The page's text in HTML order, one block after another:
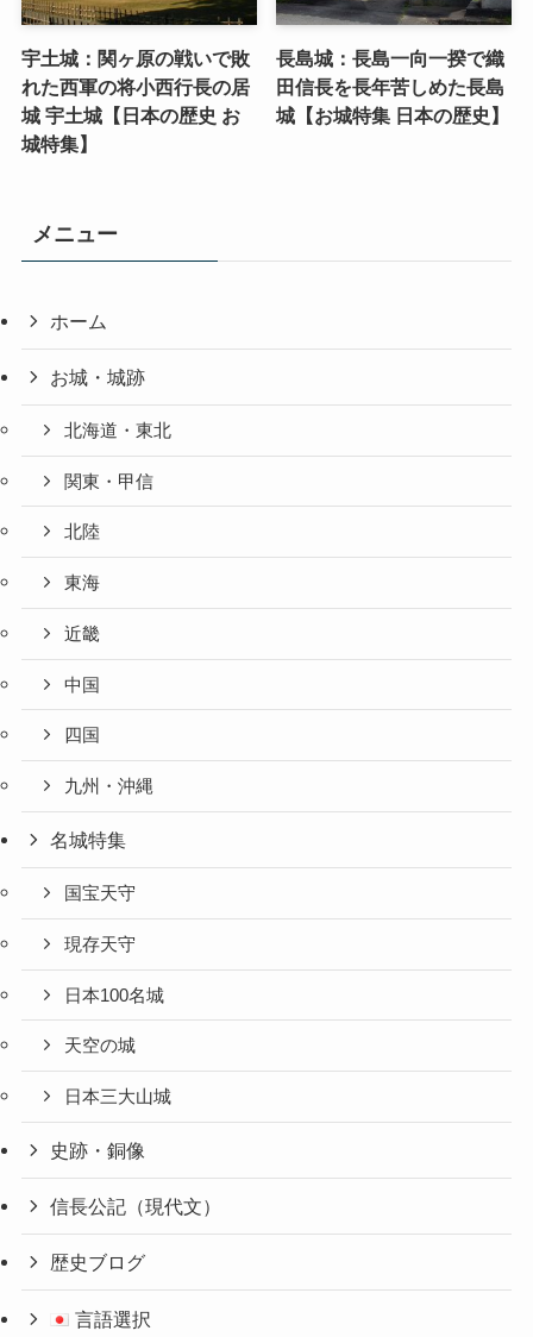
宇土城：関ヶ原の戦いで敗
れた西軍の将小西行長の居
城 宇土城【日本の歴史 お
城特集】
長島城：長島一向一揆で織
田信長を長年苦しめた長島
城【お城特集 日本の歴史】
メニュー
ホーム
お城・城跡
北海道・東北
関東・甲信
北陸
東海
近畿
中国
四国
九州・沖縄
名城特集
国宝天守
現存天守
日本100名城
天空の城
日本三大山城
史跡・銅像
信長公記（現代文）
歴史ブログ
言語選択